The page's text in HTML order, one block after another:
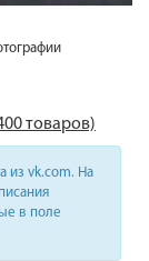
товаров)
из vk.com. На
в поле